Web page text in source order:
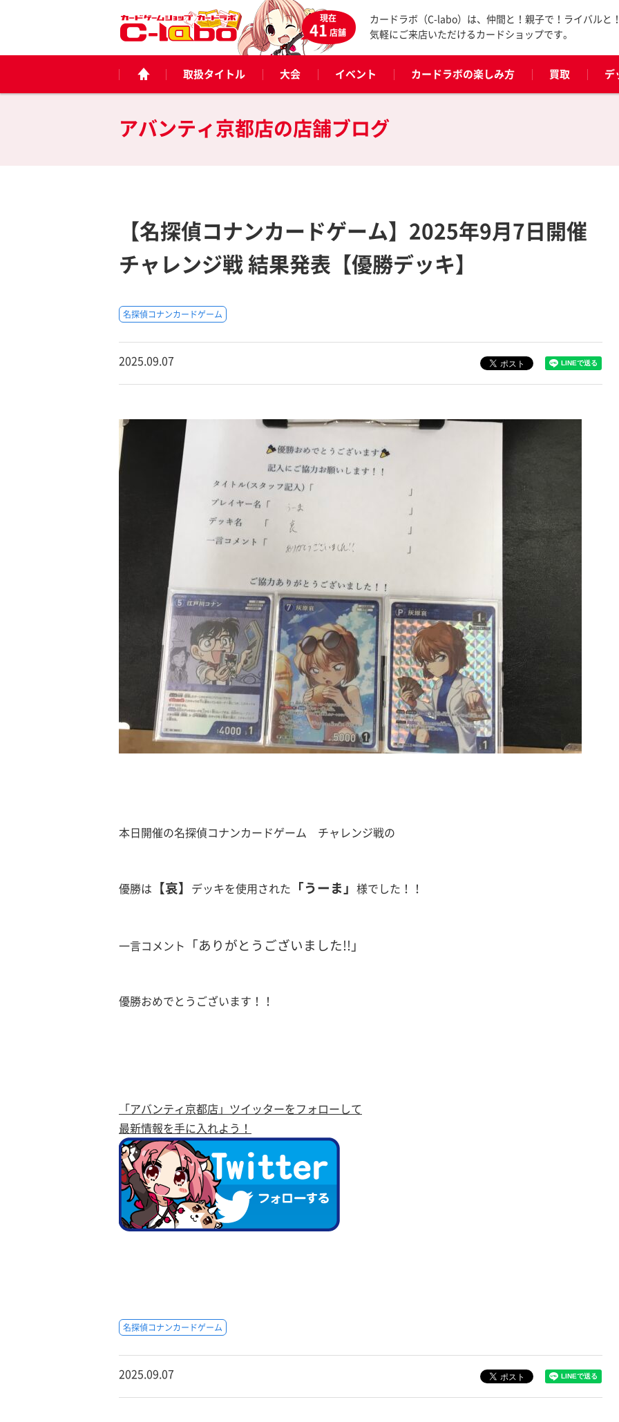
現在
41店舗
カードラボ（C-labo）は、仲間と！親子で！ライバルと
気軽にご来店いただけるカードショップです。
取扱タイトル 大会 イベント カードラボの楽しみ方 買取 デ
アバンティ京都店の店舗ブログ
【名探偵コナンカードゲーム】2025年9月7日開催
チャレンジ戦 結果発表【優勝デッキ】
名探偵コナンカードゲーム
2025.09.07
本日開催の名探偵コナンカードゲーム チャレンジ戦の
優勝は 【哀】 デッキを使用された 「うーま 」 様でした！！
一言コメント 「ありがとうございました!!」
優勝おめでとうございます！！
「アバンティ京都店」ツイッターをフォローして
最新情報を手に入れよう！
名探偵コナンカードゲーム
2025.09.07